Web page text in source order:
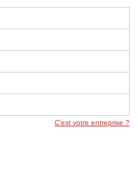
C'est votre entreprise ?